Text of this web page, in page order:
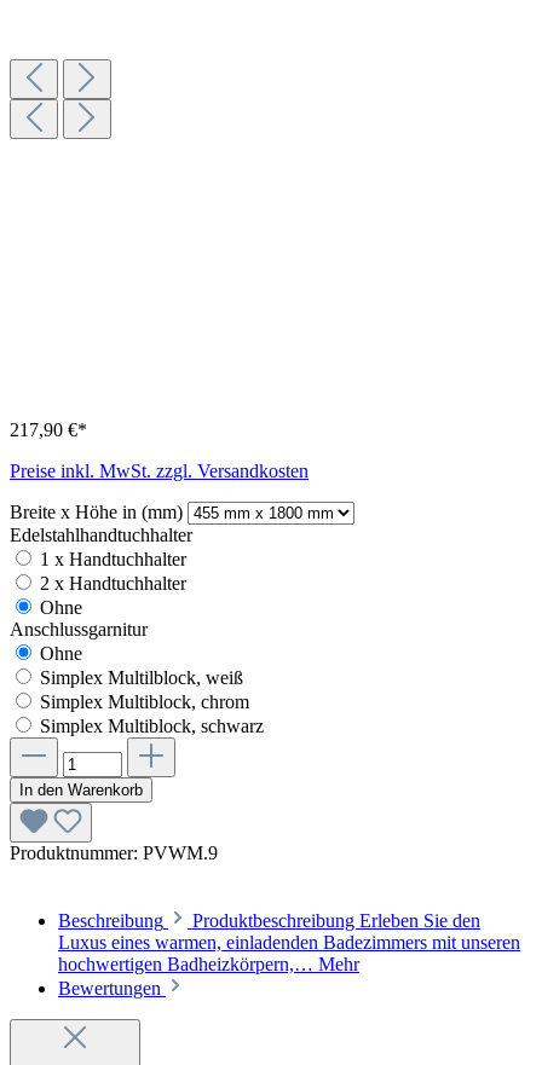
217,90 €*
Preise inkl. MwSt. zzgl. Versandkosten
Breite x Höhe in (mm)
Edelstahlhandtuchhalter
1 x Handtuchhalter
2 x Handtuchhalter
Ohne
Anschlussgarnitur
Ohne
Simplex Multilblock, weiß
Simplex Multiblock, chrom
Simplex Multiblock, schwarz
In den Warenkorb
Produktnummer: PVWM.9
Beschreibung
Produktbeschreibung Erleben Sie den
Luxus eines warmen, einladenden Badezimmers mit unseren
hochwertigen Badheizkörpern,… Mehr
Bewertungen